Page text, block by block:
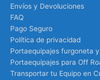
Envíos y Devoluciones
FAQ
Pago Seguro
Política de privacidad
Portaequipajes furgoneta
Portaequipajes para Off
Transportar tu Equipo en